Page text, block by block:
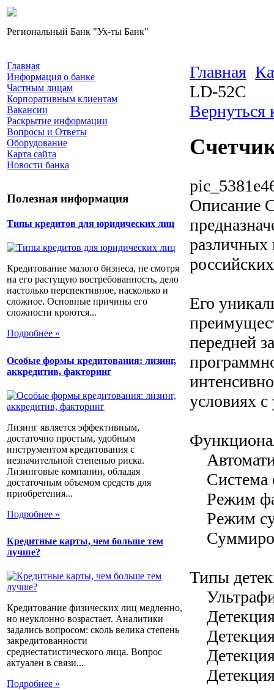
Региональный Банк "Ух-ты Банк"
Главная
Информация о банке
Частным лицам
Корпоративным клиентам
Вакансии
Раскрытие информации
Вопросы и Ответы
Оборудование
Карта сайта
Новости банка
Полезная информация
Типы кредитов для юридических лиц
Кредитование малого бизнеса, не смотря
на его растущую востребованность, дело
настолько перспективное, насколько и
сложное. Основные причины его
сложности кроются...
Подробнее »
Особые формы кредитования: лизинг,
аккредитив, факторинг
Лизинг является эффективным,
достаточно простым, удобным
инструментом кредитования с
незначительной степенью риска.
Лизинговые компании, обладая
достаточным объемом средств для
приобретения...
Подробнее »
Кредитные карты, чем больше тем
лучше?
Кредитование физических лиц медленно,
но неуклонно возрастает. Аналитики
задались вопросом: сколь велика степень
закредитованности
среднестатистического лица. Вопрос
актуален в связи...
Подробнее »
Главная
LD-52C
Вернуться
Описание
различных
Его
передней
условиях
Система
Режим
Режим
Типы
Детекция
Детекция